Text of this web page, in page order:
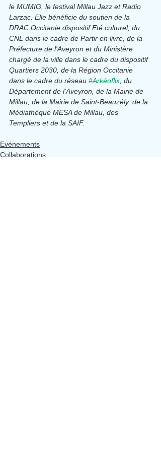
le MUMIG, le festival Millau Jazz et Radio
Larzac. Elle bénéficie du soutien de la
DRAC Occitanie dispositif Eté culturel, du
CNL dans le cadre de Partir en livre, de la
Préfecture de l'Aveyron et du Ministère
chargé de la ville dans le cadre du dispositif
Quartiers 2030, de la Région Occitanie
dans le cadre du réseau #Arkéoflix , du
Département de l'Aveyron, de la Mairie de
Millau, de la Mairie de Saint-Beauzély, de la
Médiathèque MESA de Millau, des
Templiers et de la SAIF.
Evénements
Collaborations